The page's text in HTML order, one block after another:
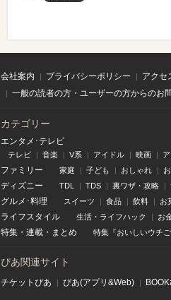
会社案内 プライバシーポリシー アクセ
一般の読者の方・ユーザーの方からのお
カテゴリー
エンタメ･テレビ
テレビ 音楽 V系 アイドル 映画
ファミリー 家庭 子ども おしゃれ
ディズニー TDL TDS 裏ワザ・攻略
グルメ･料理 スイーツ 食品 飲料 お
ライフスタイル 生活・ライフハック お
特集 ・ 連載 ・ まとめ 特集『おいしいウチご
ぴあ関連サイト
チケットぴあ ぴあ(アプリ&Web)